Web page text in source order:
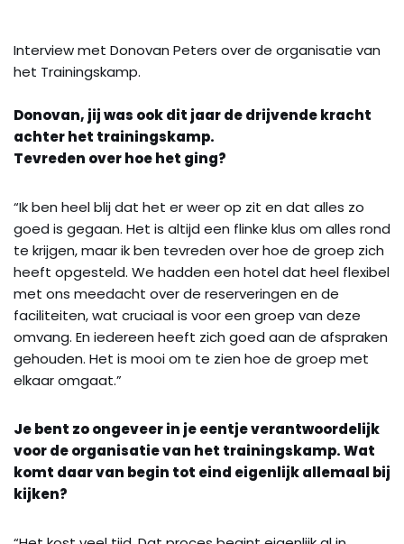
Interview met Donovan Peters over de organisatie van
het Trainingskamp.
Donovan, jij was ook dit jaar de drijvende kracht
achter het trainingskamp.
Tevreden over hoe het ging?
“Ik ben heel blij dat het er weer op zit en dat alles zo
goed is gegaan. Het is altijd een flinke klus om alles rond
te krijgen, maar ik ben tevreden over hoe de groep zich
heeft opgesteld. We hadden een hotel dat heel flexibel
met ons meedacht over de reserveringen en de
faciliteiten, wat cruciaal is voor een groep van deze
omvang. En iedereen heeft zich goed aan de afspraken
gehouden. Het is mooi om te zien hoe de groep met
elkaar omgaat.”
Je bent zo ongeveer in je eentje verantwoordelijk
voor de organisatie van het trainingskamp. Wat
komt daar van begin tot eind eigenlijk allemaal bij
kijken?